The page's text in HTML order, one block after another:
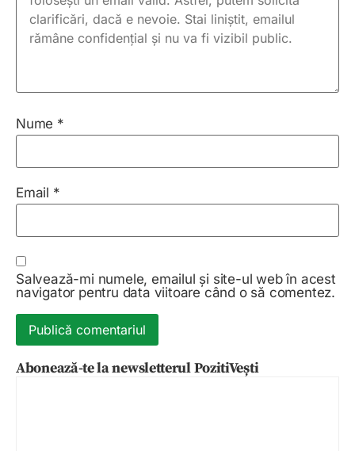
Nume *
Email *
Salvează-mi numele, emailul și site-ul web în acest
navigator pentru data viitoare când o să comentez.
Abonează-te la newsletterul PozitiVești